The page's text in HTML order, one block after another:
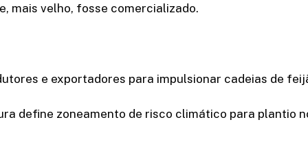
mais velho, fosse comercializado.
e exportadores para impulsionar cadeias de
define zoneamento de risco climático para plantio